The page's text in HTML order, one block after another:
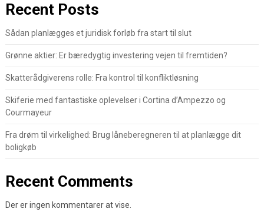
Recent Posts
Sådan planlægges et juridisk forløb fra start til slut
Grønne aktier: Er bæredygtig investering vejen til fremtiden?
Skatterådgiverens rolle: Fra kontrol til konfliktløsning
Skiferie med fantastiske oplevelser i Cortina d’Ampezzo og
Courmayeur
Fra drøm til virkelighed: Brug låneberegneren til at planlægge dit
boligkøb
Recent Comments
Der er ingen kommentarer at vise.